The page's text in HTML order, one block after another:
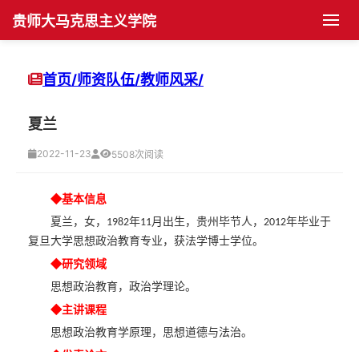
贵师大马克思主义学院
现任领导
历任领导
历史沿革
党群工作
支部建设
团学组织
团学活动
博士生导师
硕士生导师
教师风采
学科发展
学科建设
科研活动
人才培养
博士生培养
学生园地
首页/师资队伍/教师风采/
夏兰
2022-11-23 5508次阅读
◆基本信息
夏兰，女， 1982年11月出生，贵州毕节人， 2012年毕业于
复旦大学思想政治教育专业，获法学博士学位。
◆研究领域
思想政治教育，政治学理论。
◆主讲课程
思想政治教育学原理，思想道德与法治。